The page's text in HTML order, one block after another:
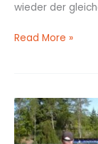
wieder der
Read More »
Verändere
deine